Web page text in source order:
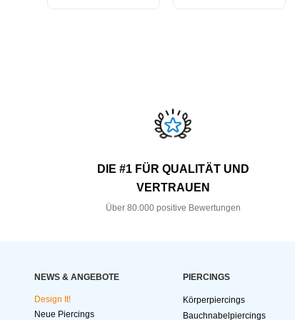
DIE #1 FÜR QUALITÄT UND
VERTRAUEN
Über 80.000 positive Bewertungen
NEWS & ANGEBOTE
Design It!
Neue Piercings
PIERCINGS
Körperpiercings
Bauchnabelpiercings